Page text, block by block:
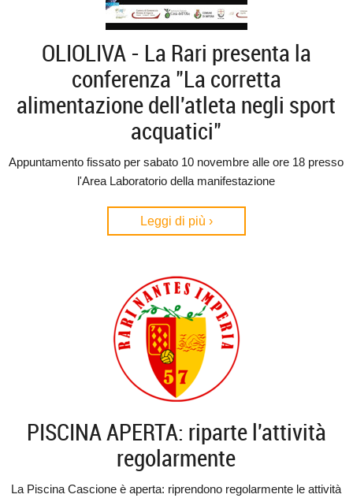
OLIOLIVA - La Rari presenta la
conferenza "La corretta
alimentazione dell'atleta negli sport
acquatici"
Appuntamento fissato per sabato 10 novembre alle ore 18 presso
l'Area Laboratorio della manifestazione
Leggi di più ›
PISCINA APERTA: riparte l'attività
regolarmente
La Piscina Cascione è aperta: riprendono regolarmente le attività